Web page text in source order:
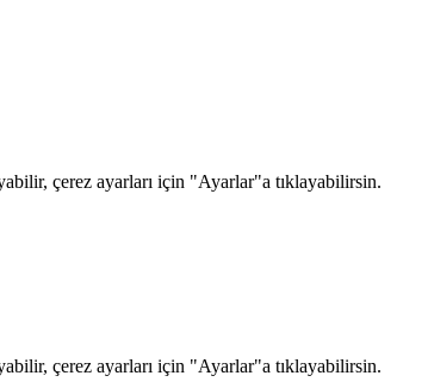
çerez ayarları için "Ayarlar"a tıklayabilirsin.
çerez ayarları için "Ayarlar"a tıklayabilirsin.